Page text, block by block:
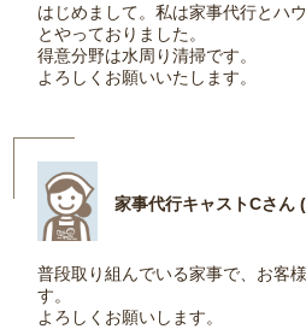
はじめまして。私は家事代行とハ
とやっておりました。
得意分野は水周り清掃です。
よろしくお願いいたします。
家事代行キャストCさん
普段取り組んでいる家事で、お客
す。
よろしくお願いします。